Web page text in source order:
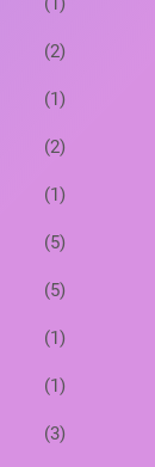
р
р
о
в
р
о
в
р
22
о
в
р
а
1 1
о
в
р
22
о
в
р
а
1 1
о
в
р
55
о
в
р
о
55
о
в
р
1 1
о
в
1 1
о
33